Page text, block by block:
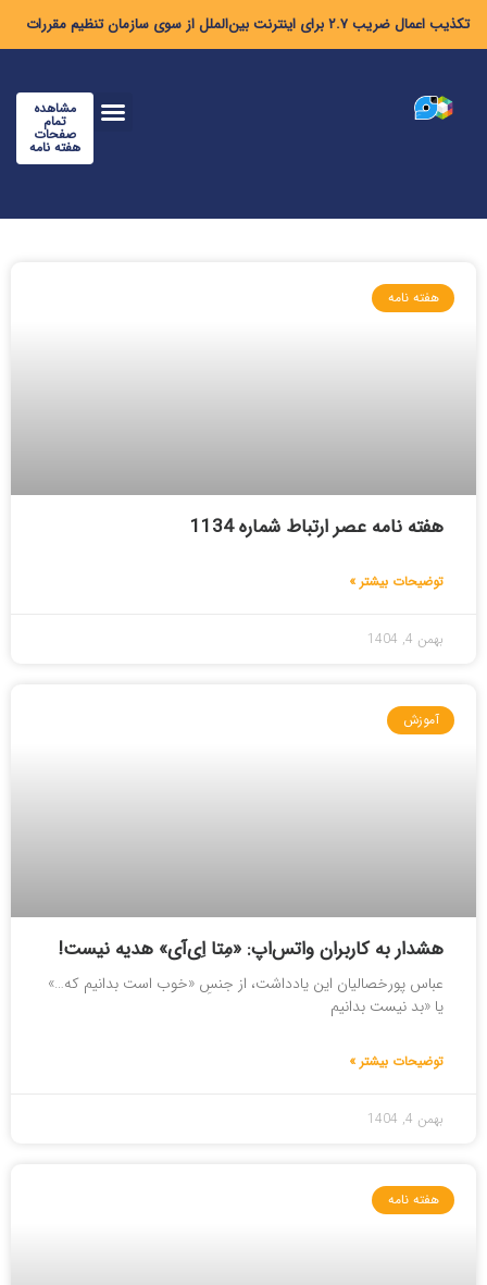
تکذیب اعمال ضریب ۲.۷ برای اینترنت بین‌الملل از سوی سازمان تنظیم مقررات
مشاهده
تمام
صفحات
هفته نامه
هفته نامه
هفته نامه عصر ارتباط شماره 1134
توضیحات بیشتر »
بهمن 4, 1404
آموزش
هشدار به کاربران واتس‌اپ: «مِتا اِی‌آی» هدیه نیست!
عباس پورخصالیان این یادداشت، از جنسِ «خوب است بدانیم که…»
یا «بد نیست بدانیم
توضیحات بیشتر »
بهمن 4, 1404
هفته نامه